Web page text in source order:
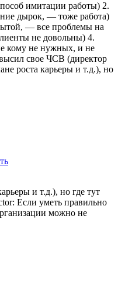
имитации работы) 2.
дырок, — тоже работа)
— все проблемы на
не довольны) 4.
кому не нужных, и не
свое ЧСВ (директор
роста карьеры и т.д.), но
и т.д.), но где тут
Если уметь правильно
можно не